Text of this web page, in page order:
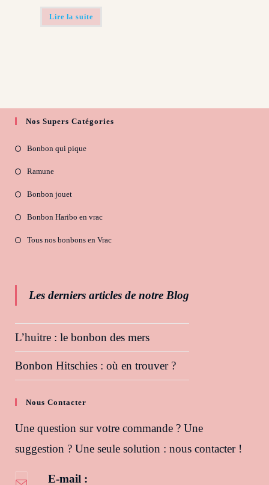
Lire la suite
Nos Supers Catégories
Bonbon qui pique
Ramune
Bonbon jouet
Bonbon Haribo en vrac
Tous nos bonbons en Vrac
Les derniers articles de notre Blog
L’huitre : le bonbon des mers
Bonbon Hitschies : où en trouver ?
Nous Contacter
Une question sur votre commande ? Une
suggestion ? Une seule solution : nous contacter !
E-mail :